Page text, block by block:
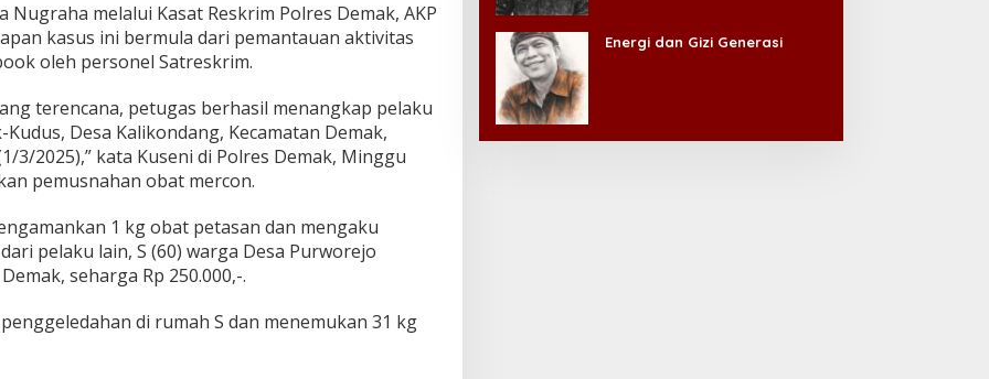
Nugraha melalui Kasat Reskrim Polres Demak, AKP
kasus ini bermula dari pemantauan aktivitas
oleh personel Satreskrim.
terencana, petugas berhasil menangkap pelaku
Kudus, Desa Kalikondang, Kecamatan Demak,
3/2025),” kata Kuseni di Polres Demak, Minggu
pemusnahan obat mercon.
1 kg obat petasan dan mengaku
pelaku lain, S (60) warga Desa Purworejo
seharga Rp 250.000,-.
di rumah S dan menemukan 31 kg
Energi dan Gizi Generasi